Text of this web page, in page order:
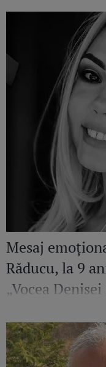
Mesaj
Răducu, la 9
„Vocea